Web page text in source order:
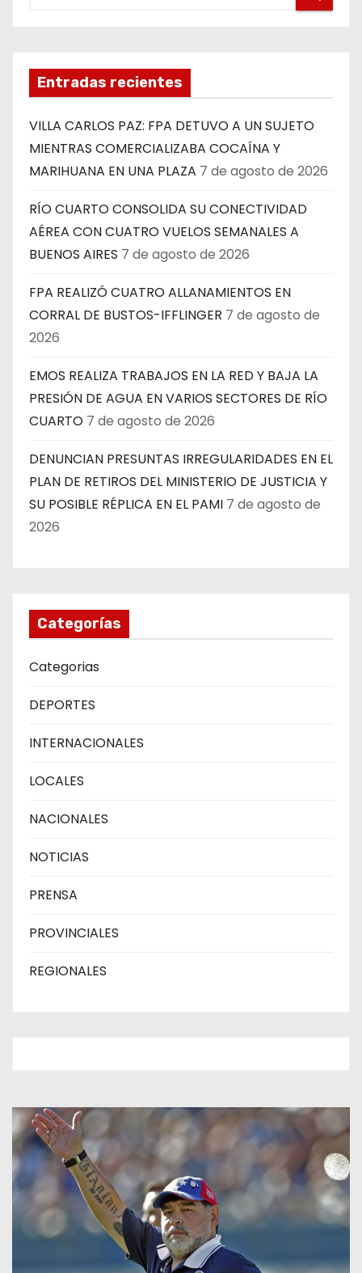
Entradas recientes
VILLA CARLOS PAZ: FPA DETUVO A UN SUJETO
MIENTRAS COMERCIALIZABA COCAÍNA Y
MARIHUANA EN UNA PLAZA 7 de agosto de 2026
RÍO CUARTO CONSOLIDA SU CONECTIVIDAD
AÉREA CON CUATRO VUELOS SEMANALES A
BUENOS AIRES 7 de agosto de 2026
FPA REALIZÓ CUATRO ALLANAMIENTOS EN
CORRAL DE BUSTOS-IFFLINGER 7 de agosto de
2026
EMOS REALIZA TRABAJOS EN LA RED Y BAJA LA
PRESIÓN DE AGUA EN VARIOS SECTORES DE RÍO
CUARTO 7 de agosto de 2026
DENUNCIAN PRESUNTAS IRREGULARIDADES EN EL
PLAN DE RETIROS DEL MINISTERIO DE JUSTICIA Y
SU POSIBLE RÉPLICA EN EL PAMI 7 de agosto de
2026
Categorías
Categorias
DEPORTES
INTERNACIONALES
LOCALES
NACIONALES
NOTICIAS
PRENSA
PROVINCIALES
REGIONALES